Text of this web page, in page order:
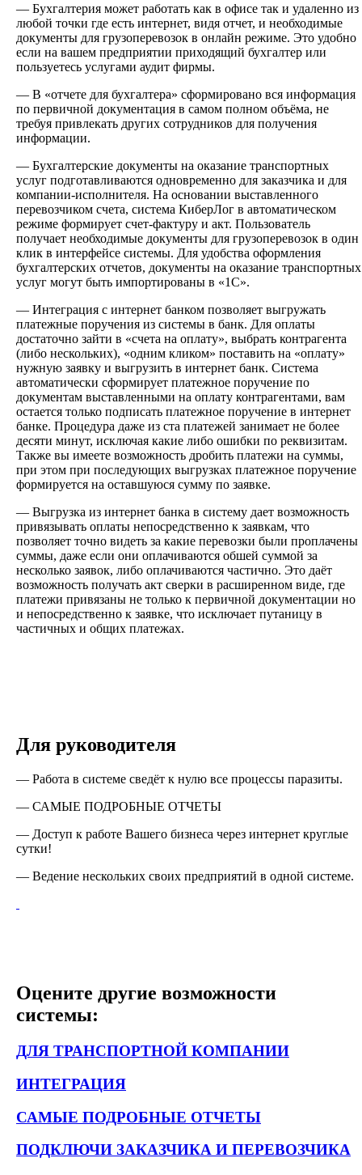
— Бухгалтерия может работать как в офисе так и удаленно из
любой точки где есть интернет, видя отчет, и необходимые
документы для грузоперевозок в онлайн режиме. Это удобно
если на вашем предприятии приходящий бухгалтер или
пользуетесь услугами аудит фирмы.
— В «отчете для бухгалтера» сформировано вся информация
по первичной документация в самом полном объёма, не
требуя привлекать других сотрудников для получения
информации.
— Бухгалтерские документы на оказание транспортных
услуг подготавливаются одновременно для заказчика и для
компании-исполнителя. На основании выставленного
перевозчиком счета, система КиберЛог в автоматическом
режиме формирует счет-фактуру и акт. Пользователь
получает необходимые документы для грузоперевозок в один
клик в интерфейсе системы. Для удобства оформления
бухгалтерских отчетов, документы на оказание транспортных
услуг могут быть импортированы в «1С».
— Интеграция с интернет банком позволяет выгружать
платежные поручения из системы в банк. Для оплаты
достаточно зайти в «счета на оплату», выбрать контрагента
(либо нескольких), «одним кликом» поставить на «оплату»
нужную заявку и выгрузить в интернет банк. Система
автоматически сформирует платежное поручение по
документам выставленными на оплату контрагентами, вам
остается только подписать платежное поручение в интернет
банке. Процедура даже из ста платежей занимает не более
десяти минут, исключая какие либо ошибки по реквизитам.
Также вы имеете возможность дробить платежи на суммы,
при этом при последующих выгрузках платежное поручение
формируется на оставшуюся сумму по заявке.
— Выгрузка из интернет банка в систему дает возможность
привязывать оплаты непосредственно к заявкам, что
позволяет точно видеть за какие перевозки были проплачены
суммы, даже если они оплачиваются обшей суммой за
несколько заявок, либо оплачиваются частично. Это даёт
возможность получать акт сверки в расширенном виде, где
платежи привязаны не только к первичной документации но
и непосредственно к заявке, что исключает путаницу в
частичных и общих платежах.
Для руководителя
— Работа в системе сведёт к нулю все процессы паразиты.
— САМЫЕ ПОДРОБНЫЕ ОТЧЕТЫ
— Доступ к работе Вашего бизнеса через интернет круглые
сутки!
— Ведение нескольких своих предприятий в одной системе.
Оцените другие возможности
системы:
ДЛЯ ТРАНСПОРТНОЙ КОМПАНИИ
ИНТЕГРАЦИЯ
САМЫЕ ПОДРОБНЫЕ ОТЧЕТЫ
ПОДКЛЮЧИ ЗАКАЗЧИКА И ПЕРЕВОЗЧИКА